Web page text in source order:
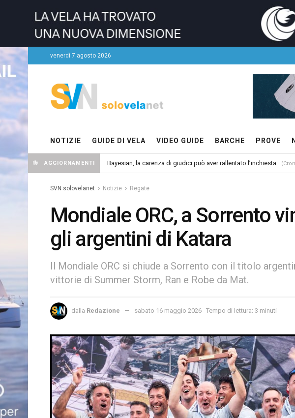
venerdì 7 agosto 2026
NOTIZIE GUIDE DI VELA VIDEO GUIDE BARCHE PROVE
AGGIORNAMENTI Bayesian, la carenza di giudici può aver rallentato l’inchiesta
SVN solovelanet Notizie Regate
Mondiale ORC, a Sorrento
gli argentini di Katara
Il Mondiale ORC si chiude a Sorrento con il titolo
vittorie di Summer Storm, Ran e Robe da Mat.
dalla Redazione sabato 16 maggio 2026 Tempo di lettura: 3 minuti